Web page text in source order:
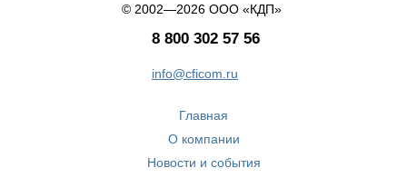
© 2002—2026 ООО «КДП»
8 800 302 57 56
info@cficom.ru
Главная
О компании
Новости и события